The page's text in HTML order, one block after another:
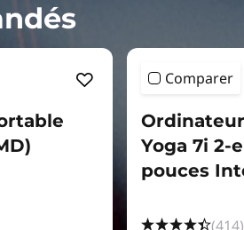
Comparer
Yoga 7i 2-
pouces
(414)